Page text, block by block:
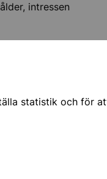
statistik och för
intressen